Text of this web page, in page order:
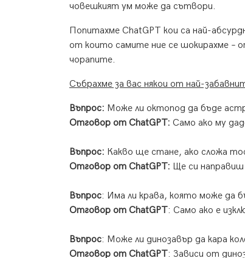
човешкият ум може да сътвори.
Попитахме ChatGPT кои са най-
от които самите ние се шокирахме –
чорапите.
Събрахме за вас някои от най-
Въпрос: Може ли октопод да бъде
Отговор от ChatGPT: Само ако му
Въпрос: Какво ще стане, ако сложа
Отговор от ChatGPT: Ще си направиш
Въпрос: Има ли крава, която може да
Отговор от ChatGPT: Само ако е
Въпрос: Може ли динозавър да кара
Отговор от ChatGPT: Зависи от